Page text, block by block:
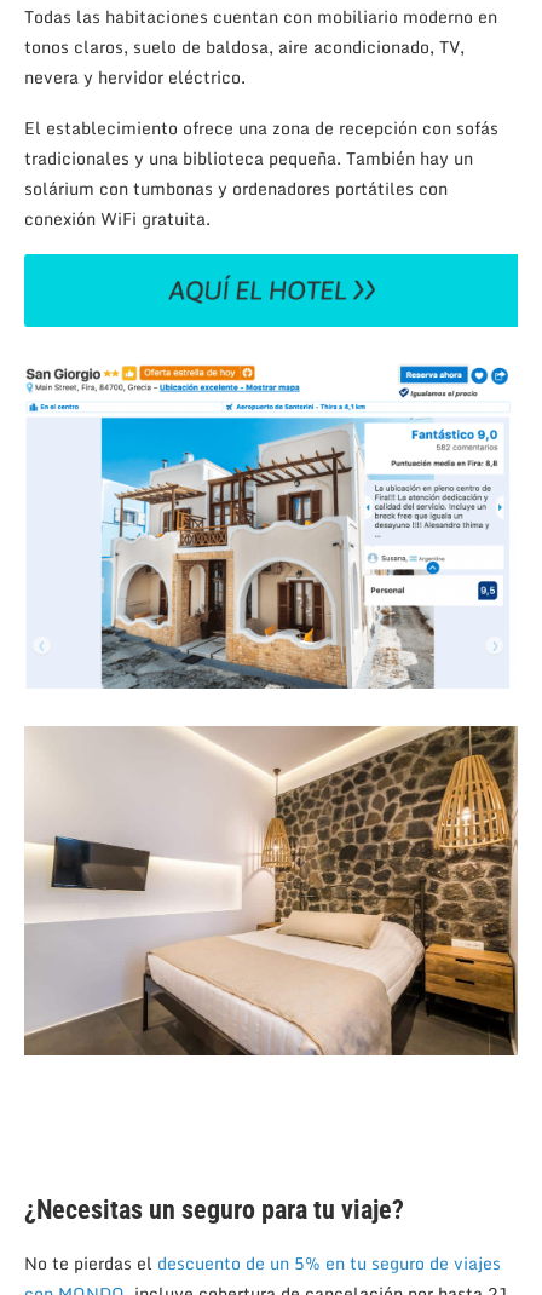
Todas las habitaciones cuentan con mobiliario moderno en
tonos claros, suelo de baldosa, aire acondicionado, TV,
nevera y hervidor eléctrico.
El establecimiento ofrece una zona de recepción con sofás
tradicionales y una biblioteca pequeña. También hay un
solárium con tumbonas y ordenadores portátiles con
conexión WiFi gratuita.
¿Necesitas un seguro para tu viaje?
No te pierdas el descuento de un 5% en tu seguro de viajes